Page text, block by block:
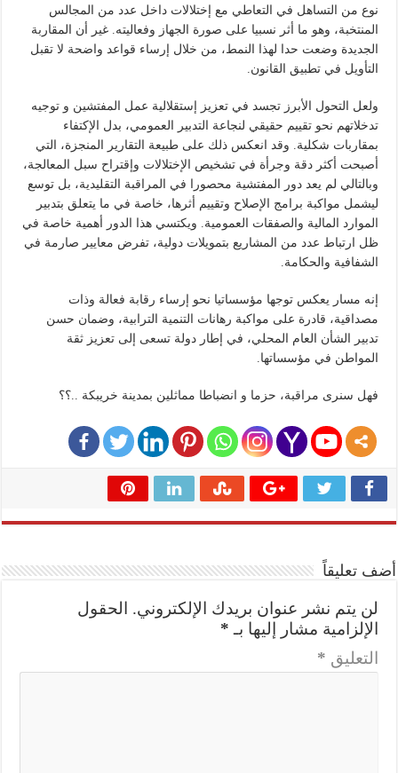
نوع من التساهل في التعاطي مع إختلالات داخل عدد من المجالس
المنتخبة، وهو ما أثر نسبيا على صورة الجهاز وفعاليته. غير أن المقاربة
الجديدة وضعت حدا لهذا النمط، من خلال إرساء قواعد واضحة لا تقبل
التأويل في تطبيق القانون.
ولعل التحول الأبرز تجسد في تعزيز إستقلالية عمل المفتشين و توجيه
تدخلاتهم نحو تقييم حقيقي لنجاعة التدبير العمومي، بدل الإكتفاء
بمقاربات شكلية. وقد انعكس ذلك على طبيعة التقارير المنجزة، التي
أصبحت أكثر دقة وجرأة في تشخيص الإختلالات وإقتراح سبل المعالجة،
وبالتالي لم يعد دور المفتشية محصورا في المراقبة التقليدية، بل توسع
ليشمل مواكبة برامج الإصلاح وتقييم أثرها، خاصة في ما يتعلق بتدبير
الموارد المالية والصفقات العمومية. ويكتسي هذا الدور أهمية خاصة في
ظل ارتباط عدد من المشاريع بتمويلات دولية، تفرض معايير صارمة في
الشفافية والحكامة.
إنه مسار يعكس توجها مؤسساتيا نحو إرساء رقابة فعالة وذات
مصداقية، قادرة على مواكبة رهانات التنمية الترابية، وضمان حسن
تدبير الشأن العام المحلي، في إطار دولة تسعى إلى تعزيز ثقة
المواطن في مؤسساتها.
فهل سنرى مراقبة، حزما و انضباطا مماثلين بمدينة خريبكة ..؟؟
أضف تعليقاً
لن يتم نشر عنوان بريدك الإلكتروني.
الحقول
الإلزامية مشار إليها بـ *
التعليق *